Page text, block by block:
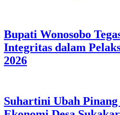
Bupati Wonosobo
Integritas dalam
2026
Suhartini Ubah